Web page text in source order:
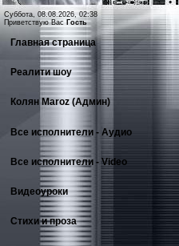
Суббота, 08.08.2026, 02:38
Приветствую Вас Гость
Главная страница
Реалити шоу
Колян Maroz (Админ)
Все исполнители - Аудио
Все исполнители - Video
Видеоуроки
Стихи и проза